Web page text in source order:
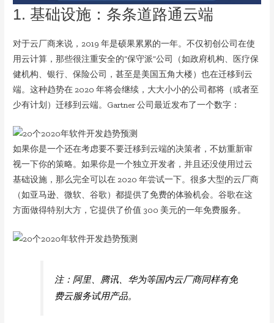
1. 基础设施：条条道路通云端
对于云厂商来说，2019 年是硕果累累的一年。不仅初创公司在使
用云计算，那些很注重安全的“保守派”公司（如政府机构、医疗保
健机构、银行、保险公司，甚至是美国五角大楼）也在迁移到云
端。这种趋势在 2020 年将会继续，大大小小的公司都将（或者至
少有计划）迁移到云端。Gartner 公司最近发布了一个数字：
如果你是一个还在考虑要不要迁移到云端的决策者，不妨重新审
视一下你的策略。如果你是一个独立开发者，并且还没使用过云
基础设施，那么完全可以在 2020 年尝试一下。很多大型的云厂商
（如亚马逊、微软、谷歌）都提供了免费的体验机会。谷歌在这
方面做得特别大方，它提供了价值 300 美元的一年免费服务。
注：阿里、腾讯、华为等国内云厂商同样有免
费云服务试用产品。